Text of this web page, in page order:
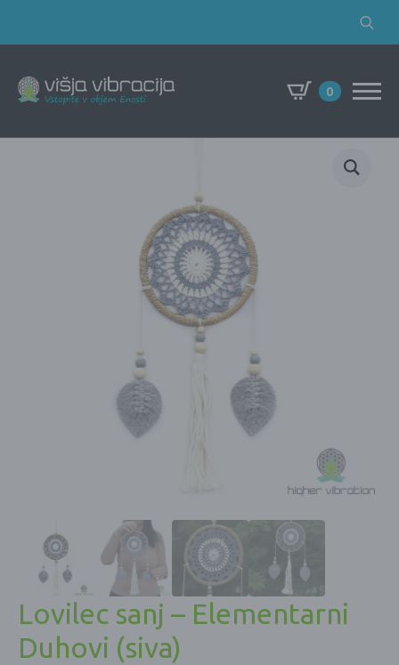
Search
0
Lovilec sanj – Elementarni
Duhovi (siva)